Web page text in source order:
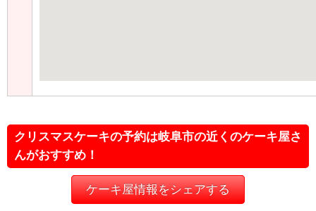
クリスマスケーキの予約は岐阜市の近くのケーキ屋さ
んがおすすめ！
ケーキ屋情報をシェアする